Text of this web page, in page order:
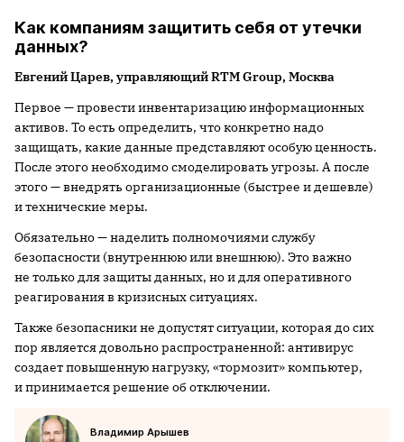
Как компаниям защитить себя от утечки
данных?
Евгений Царев, управляющий RTM Group, Москва
Первое — провести инвентаризацию информационных
активов. То есть определить, что конкретно надо
защищать, какие данные представляют особую ценность.
После этого необходимо смоделировать угрозы. А после
этого — внедрять организационные (быстрее и дешевле)
и технические меры.
Обязательно — наделить полномочиями службу
безопасности (внутреннюю или внешнюю). Это важно
не только для защиты данных, но и для оперативного
реагирования в кризисных ситуациях.
Также безопасники не допустят ситуации, которая до сих
пор является довольно распространенной: антивирус
создает повышенную нагрузку, «тормозит» компьютер,
и принимается решение об отключении.
Владимир Арышев